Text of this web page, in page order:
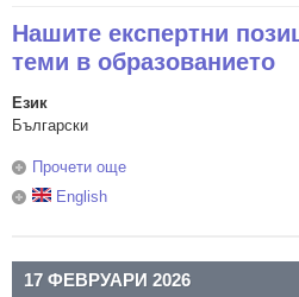
Нашите експертни
теми в образованието
Език
Български
Прочети още
English
17 ФЕВРУАРИ 2026